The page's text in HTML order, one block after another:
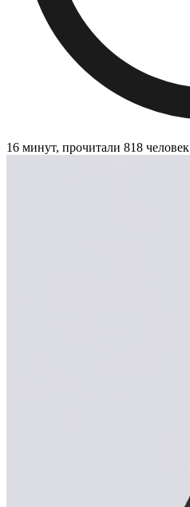
16 минут, прочитали 818 человек